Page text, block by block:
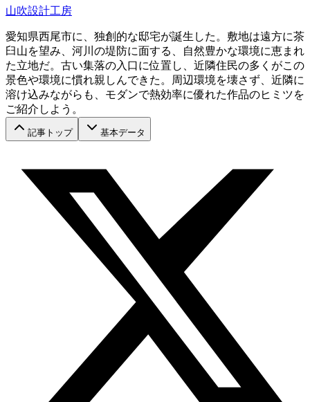
山吹設計工房
愛知県西尾市に、独創的な邸宅が誕生した。敷地は遠方に茶
臼山を望み、河川の堤防に面する、自然豊かな環境に恵まれ
た立地だ。古い集落の入口に位置し、近隣住民の多くがこの
景色や環境に慣れ親しんできた。周辺環境を壊さず、近隣に
溶け込みながらも、モダンで熱効率に優れた作品のヒミツを
ご紹介しよう。
記事トップ 基本データ